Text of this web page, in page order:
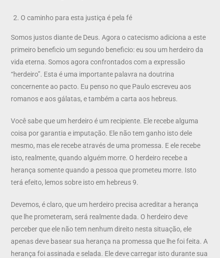
O caminho para esta justiça é pela fé
Somos justos diante de Deus. Agora o catecismo adiciona a este
primeiro beneficio um segundo beneficio: eu sou um herdeiro da
vida eterna. Somos agora confrontados com a expressão
“herdeiro”. Esta é uma importante palavra na doutrina
concernente ao pacto. Eu penso no que Paulo escreveu aos
romanos e aos gálatas, e também a carta aos hebreus.
Você sabe que um herdeiro é um recipiente. Ele recebe alguma
coisa por garantia e imputação. Ele não tem ganho isto dele
mesmo, mas ele recebe através de uma promessa. E ele recebe
isto, realmente, quando alguém morre. O herdeiro recebe a
herança somente quando a pessoa que prometeu morre. Isto
terá efeito, lemos sobre isto em hebreus 9.
Devemos, é claro, que um herdeiro precisa acreditar a herança
que lhe prometeram, será realmente dada. O herdeiro deve
perceber que ele não tem nenhum direito nesta situação, ele
apenas deve basear sua herança na promessa que lhe foi feita. A
herança foi assinada e selada. Ele deve carregar isto durante sua